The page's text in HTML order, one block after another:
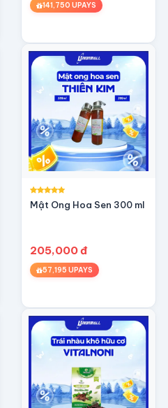
141,750 UPAYS
Mật Ong Hoa Sen 300 ml
205,000 đ
57,195 UPAYS